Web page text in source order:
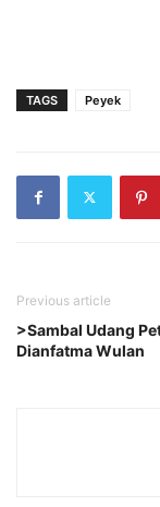
TAGS Peyek
Previous article
>Sambal Udang
Dianfatma Wulan